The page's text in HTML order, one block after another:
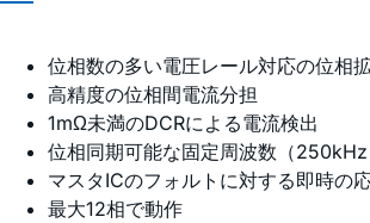
位相数の多い電圧レール対応の位相
高精度の位相間電流分担
1mΩ未満のDCRによる電流検出
位相同期可能な固定周波数（250kHz
マスタICのフォルトに対する即時の
最大12相で動作